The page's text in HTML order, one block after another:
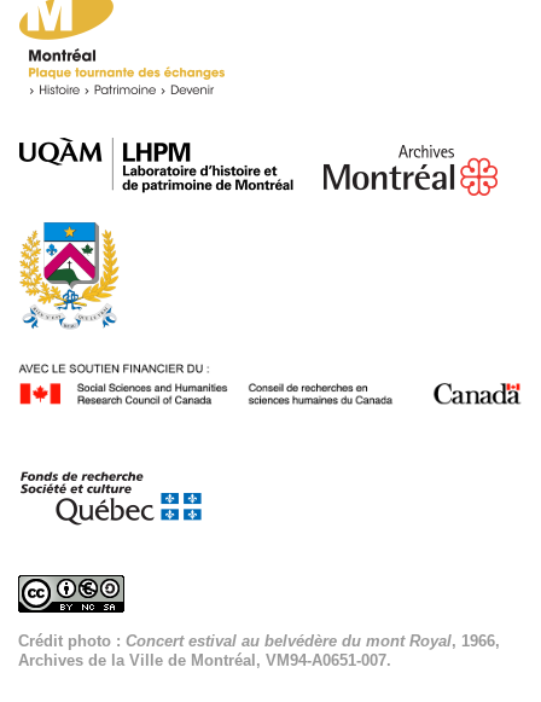
Crédit photo : Concert estival au belvédère du mont Royal, 1966,
Archives de la Ville de Montréal, VM94-A0651-007.